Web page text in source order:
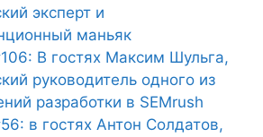
эксперт и
маньяк
В гостях Максим Шульга,
руководитель одного из
разработки в SEMrush
в гостях Антон Солдатов,